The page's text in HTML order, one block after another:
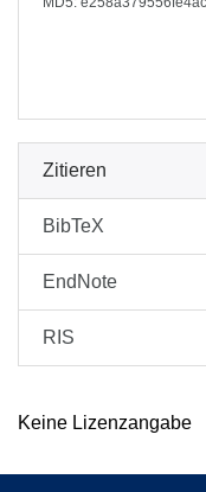
Zitieren
BibTeX
EndNote
RIS
Keine Lizenzangabe